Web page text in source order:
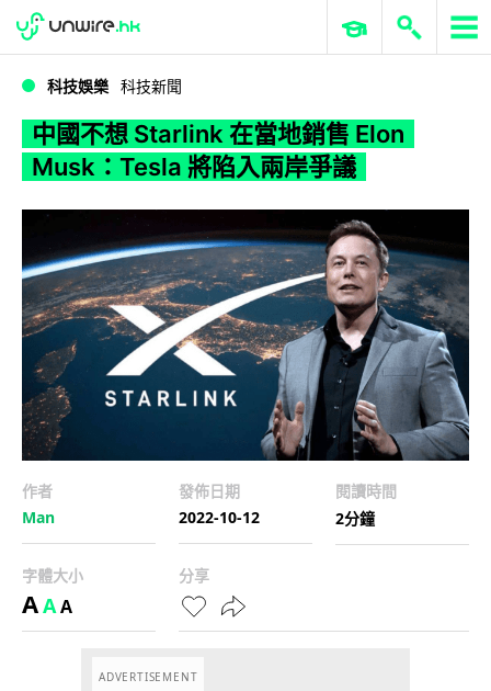
WWDC 2026 ERP 與商業 AI
科技娛樂 科技新聞
中國不想 Starlink 在當地銷售 Elon
Musk：Tesla 將陷入兩岸爭議
作者
Man
發佈日期
2022-10-12
閱讀時間
2分鐘
字體大小
AAA
分享
ADVERTISEMENT